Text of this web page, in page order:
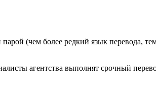
(чем более редкий язык перевода,
агентства выполнят срочный